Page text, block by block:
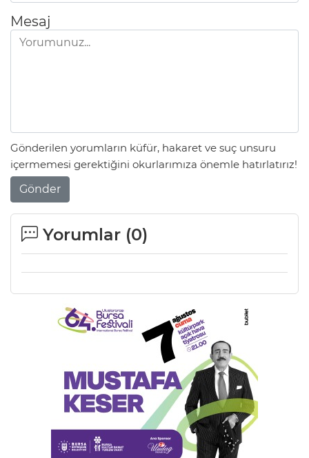
Mesaj
Gönderilen yorumların küfür, hakaret ve suç unsuru
içermemesi gerektiğini okurlarımıza önemle hatırlatırız!
Gönder
Yorumlar (0)